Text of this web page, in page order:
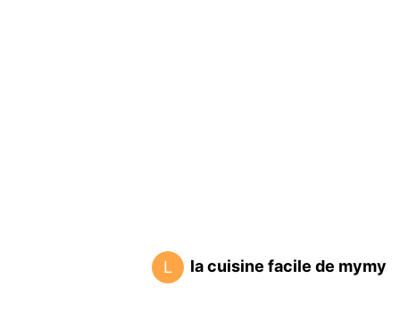
L la cuisine facile de mymy